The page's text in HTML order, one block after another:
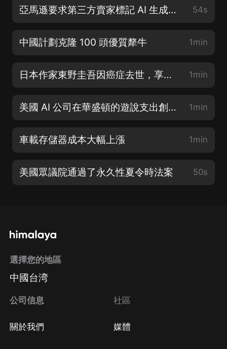
亞馬遜要求第三方賣家標記 AI 生成圖像 54s
中國計劃克隆 100 頭優質犛牛 1min
日本作家東野圭吾因癌症去世，享年 68 歲 1min
美國 AI 公司在華盛頓的遊說支出創下記錄 1min
車載存儲器成本大幅上漲 1min
美國眾議院通過了永久性夏令時法案 50s
選擇您的地區
中國台湾
公司信息
關於我們
社區
媒體